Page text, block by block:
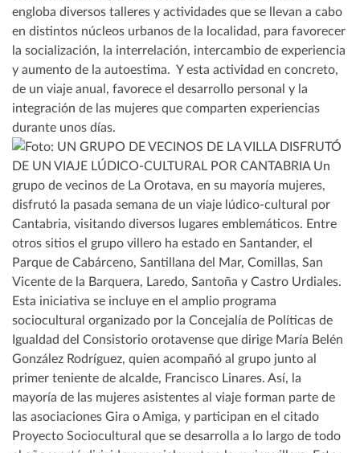
engloba diversos talleres y actividades que se llevan a cabo
en distintos núcleos urbanos de la localidad, para favorecer
la socialización, la interrelación, intercambio de experiencia
y aumento de la autoestima. Y esta actividad en concreto,
de un viaje anual, favorece el desarrollo personal y la
integración de las mujeres que comparten experiencias
durante unos días.